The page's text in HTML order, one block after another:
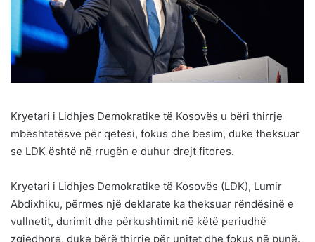
Kryetari i Lidhjes Demokratike të Kosovës u bëri thirrje
mbështetësve për qetësi, fokus dhe besim, duke theksuar
se LDK është në rrugën e duhur drejt fitores.
Kryetari i Lidhjes Demokratike të Kosovës (LDK), Lumir
Abdixhiku, përmes një deklarate ka theksuar rëndësinë e
vullnetit, durimit dhe përkushtimit në këtë periudhë
zgjedhore, duke bërë thirrje për unitet dhe fokus në punë.